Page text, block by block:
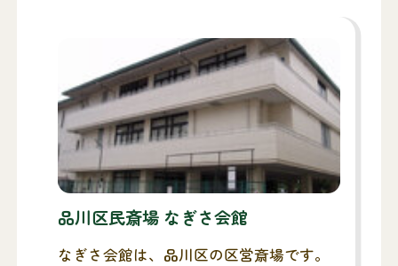
品川区民斎場 なぎさ会館
なぎさ会館は、品川区の区営斎場です。